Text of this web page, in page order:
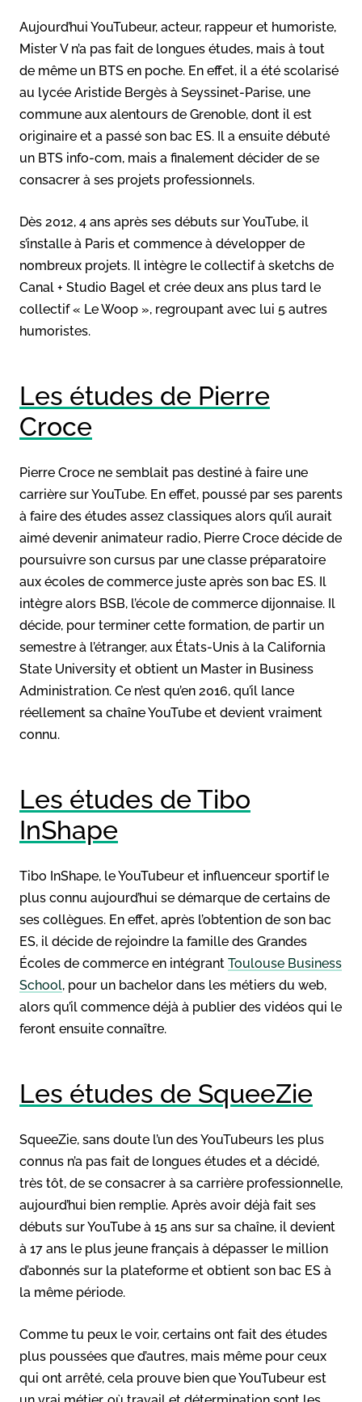
Aujourd’hui YouTubeur, acteur, rappeur et humoriste,
Mister V n’a pas fait de longues études, mais à tout
de même un BTS en poche. En effet, il a été scolarisé
au lycée Aristide Bergès à Seyssinet-Parise, une
commune aux alentours de Grenoble, dont il est
originaire et a passé son bac ES. Il a ensuite débuté
un BTS info-com, mais a finalement décider de se
consacrer à ses projets professionnels.
Dès 2012, 4 ans après ses débuts sur YouTube, il
s’installe à Paris et commence à développer de
nombreux projets. Il intègre le collectif à sketchs de
Canal + Studio Bagel et crée deux ans plus tard le
collectif « Le Woop », regroupant avec lui 5 autres
humoristes.
Les études de Pierre
Croce
Pierre Croce ne semblait pas destiné à faire une
carrière sur YouTube. En effet, poussé par ses parents
à faire des études assez classiques alors qu’il aurait
aimé devenir animateur radio, Pierre Croce décide de
poursuivre son cursus par une classe préparatoire
aux écoles de commerce juste après son bac ES. Il
intègre alors BSB, l’école de commerce dijonnaise. Il
décide, pour terminer cette formation, de partir un
semestre à l’étranger, aux États-Unis à la California
State University et obtient un Master in Business
Administration. Ce n’est qu’en 2016, qu’il lance
réellement sa chaîne YouTube et devient vraiment
connu.
Les études de Tibo
InShape
Tibo InShape, le YouTubeur et influenceur sportif le
plus connu aujourd’hui se démarque de certains de
ses collègues. En effet, après l’obtention de son bac
ES, il décide de rejoindre la famille des Grandes
Écoles de commerce en intégrant Toulouse Business
School, pour un bachelor dans les métiers du web,
alors qu’il commence déjà à publier des vidéos qui le
feront ensuite connaître.
Les études de SqueeZie
SqueeZie, sans doute l’un des YouTubeurs les plus
connus n’a pas fait de longues études et a décidé,
très tôt, de se consacrer à sa carrière professionnelle,
aujourd’hui bien remplie. Après avoir déjà fait ses
débuts sur YouTube à 15 ans sur sa chaîne, il devient
à 17 ans le plus jeune français à dépasser le million
d’abonnés sur la plateforme et obtient son bac ES à
la même période.
Comme tu peux le voir, certains ont fait des études
plus poussées que d’autres, mais même pour ceux
qui ont arrêté, cela prouve bien que YouTubeur est